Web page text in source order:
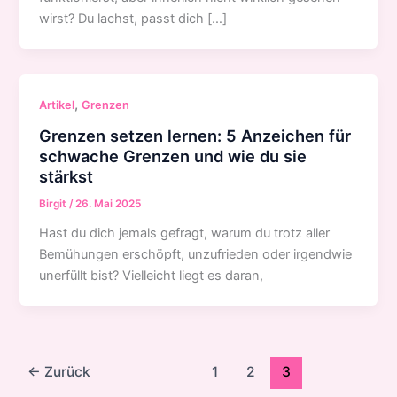
wirst? Du lachst, passt dich […]
Artikel,Grenzen
Grenzen setzen lernen: 5 Anzeichen für
schwache Grenzen und wie du sie
stärkst
Birgit/26. Mai 2025
Hast du dich jemals gefragt, warum du trotz aller
Bemühungen erschöpft, unzufrieden oder irgendwie
unerfüllt bist? Vielleicht liegt es daran,
← Zurück 1 2 3